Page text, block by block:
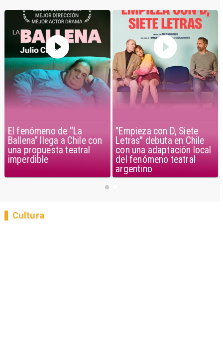
El fenómeno de “La
Ballena” llega a Chile con
una propuesta teatral
imperdible
"Empieza con D, Siete
Letras" debuta en Chile
con una adaptación local
del fenómeno teatral
argentino
Cultura